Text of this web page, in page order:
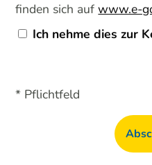
finden sich aufwww.e-
Ich nehme dies zur
* Pflichtfeld